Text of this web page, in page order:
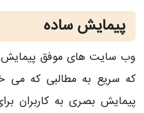
پیمایش ساده
وب سایت های موفق پیمایش
که سریع به مطالبی که می
پیمایش بصری به کاربران